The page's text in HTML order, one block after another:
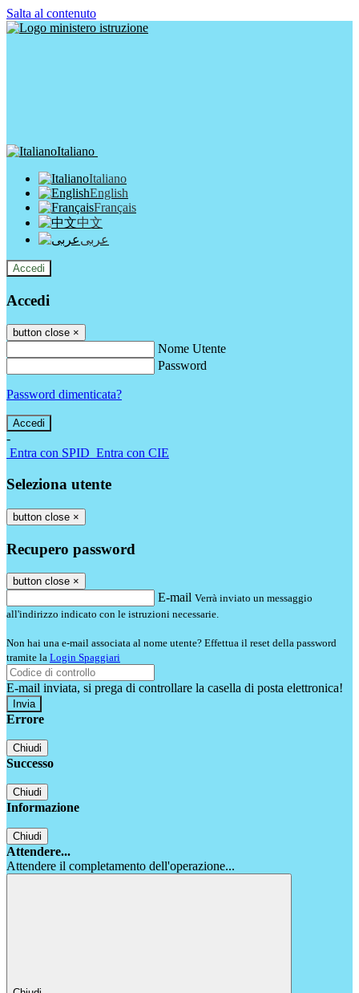
Salta al contenuto
Italiano
Italiano
English
Français
中文
عربى
Accedi
Accedi
button close ×
Nome Utente
Password
Password dimenticata?
-
Entra con SPID Entra con CIE
Seleziona utente
button close ×
Recupero password
button close ×
E-mail Verrà inviato un messaggio
all'indirizzo indicato con le istruzioni necessarie.
Non hai una e-mail associata al nome utente? Effettua il reset della password
tramite la Login Spaggiari
E-mail inviata, si prega di controllare la casella di posta elettronica!
Errore
Chiudi
Successo
Chiudi
Informazione
Chiudi
Attendere...
Attendere il completamento dell'operazione...